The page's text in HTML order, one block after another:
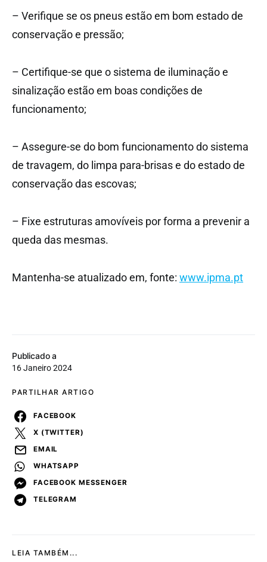
Publicado a
16 Janeiro 2024
PARTILHAR ARTIGO
FACEBOOK
X (TWITTER)
EMAIL
WHATSAPP
FACEBOOK MESSENGER
TELEGRAM
– Verifique se os pneus estão em bom estado de
conservação e pressão;
– Certifique-se que o sistema de iluminação e
sinalização estão em boas condições de
funcionamento;
– Assegure-se do bom funcionamento do sistema
de travagem, do limpa para-brisas e do estado de
conservação das escovas;
– Fixe estruturas amovíveis por forma a prevenir a
queda das mesmas.
Mantenha-se atualizado em, fonte: www.ipma.pt
LEIA TAMBÉM...